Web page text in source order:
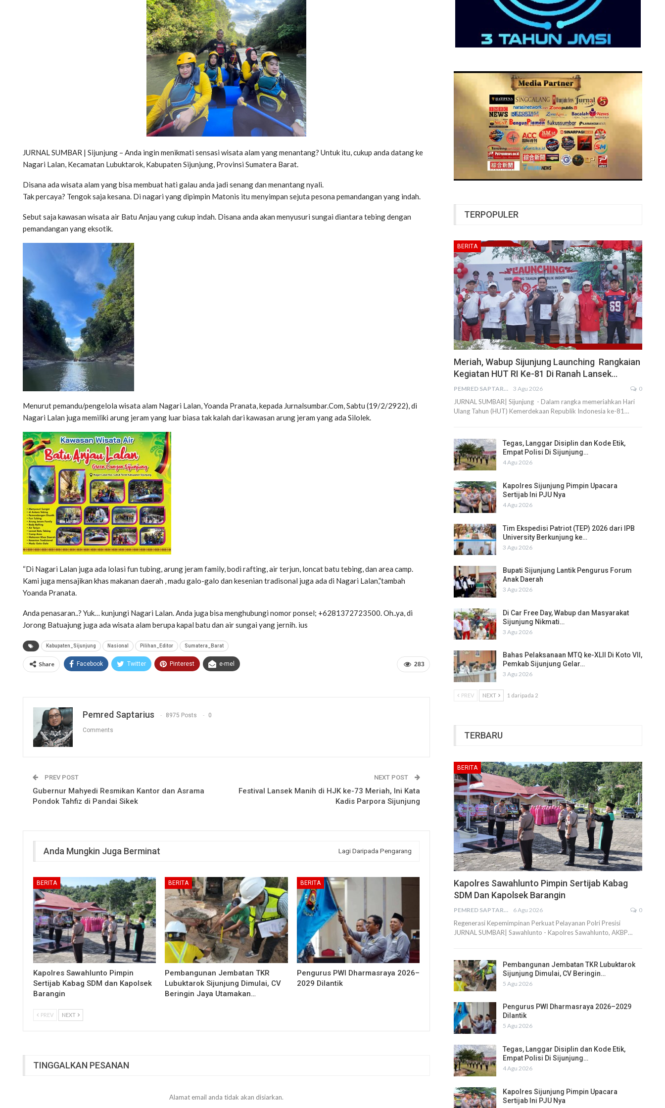
JURNAL SUMBAR | Sijunjung – Anda ingin menikmati sensasi wisata alam yang menantang? Untuk itu, cukup anda datang ke
Nagari Lalan, Kecamatan Lubuktarok, Kabupaten Sijunjung, Provinsi Sumatera Barat.
Disana ada wisata alam yang bisa membuat hati galau anda jadi senang dan menantang nyali.
Tak percaya? Tengok saja kesana. Di nagari yang dipimpin Matonis itu menyimpan sejuta pesona pemandangan yang indah.
Sebut saja kawasan wisata air Batu Anjau yang cukup indah. Disana anda akan menyusuri sungai diantara tebing dengan
pemandangan yang eksotik.
Menurut pemandu/pengelola wisata alam Nagari Lalan, Yoanda Pranata, kepada Jurnalsumbar.Com, Sabtu (19/2/2922), di
Nagari Lalan juga memiliki arung jeram yang luar biasa tak kalah dari kawasan arung jeram yang ada Silolek.
“Di Nagari Lalan juga ada lolasi fun tubing, arung jeram family, bodi rafting, air terjun, loncat batu tebing, dan area camp.
Kami juga mensajikan khas makanan daerah , madu galo-galo dan kesenian tradisonal juga ada di Nagari Lalan,”tambah
Yoanda Pranata.
Anda penasaran..? Yuk… kunjungi Nagari Lalan. Anda juga bisa menghubungi nomor ponsel; +6281372723500. Oh..ya, di
Jorong Batuajung juga ada wisata alam berupa kapal batu dan air sungai yang jernih. ius
Kabupaten_Sijunjung Nasional Pilihan_Editor Sumatera_Barat
283
Share Facebook Twitter Pinterest e-mel
Pemred Saptarius 8975 Posts 0
Comments
PREV POST
Gubernur Mahyedi Resmikan Kantor dan Asrama
Pondok Tahfiz di Pandai Sikek
NEXT POST
Festival Lansek Manih di HJK ke-73 Meriah, Ini Kata
Kadis Parpora Sijunjung
Anda Mungkin Juga Berminat Lagi Daripada Pengarang
BERITA
Kapolres Sawahlunto Pimpin
Sertijab Kabag SDM dan Kapolsek
Barangin
BERITA
Pembangunan Jembatan TKR
Lubuktarok Sijunjung Dimulai, CV
Beringin Jaya Utamakan…
BERITA
Pengurus PWI Dharmasraya 2026–
2029 Dilantik
PREV NEXT
TINGGALKAN PESANAN
Alamat email anda tidak akan disiarkan.
TERPOPULER
BERITA
Meriah, Wabup Sijunjung Launching Rangkaian
Kegiatan HUT RI Ke-81 Di Ranah Lansek…
PEMRED SAPTARIUS 3 Agu 2026 0
JURNAL SUMBAR| Sijunjung - Dalam rangka memeriahkan Hari
Ulang Tahun (HUT) Kemerdekaan Republik Indonesia ke-81…
Tegas, Langgar Disiplin dan Kode Etik,
Empat Polisi Di Sijunjung…
4 Agu 2026
Kapolres Sijunjung Pimpin Upacara
Sertijab Ini PJU Nya
4 Agu 2026
Tim Ekspedisi Patriot (TEP) 2026 dari IPB
University Berkunjung ke…
3 Agu 2026
Bupati Sijunjung Lantik Pengurus Forum
Anak Daerah
3 Agu 2026
Di Car Free Day, Wabup dan Masyarakat
Sijunjung Nikmati…
3 Agu 2026
Bahas Pelaksanaan MTQ ke-XLII Di Koto VII,
Pemkab Sijunjung Gelar…
3 Agu 2026
PREV NEXT 1 daripada 2
TERBARU
BERITA
Kapolres Sawahlunto Pimpin Sertijab Kabag
SDM Dan Kapolsek Barangin
PEMRED SAPTARIUS 6 Agu 2026 0
Regenerasi Kepemimpinan Perkuat Pelayanan Polri Presisi
JURNAL SUMBAR| Sawahlunto - Kapolres Sawahlunto, AKBP…
Pembangunan Jembatan TKR Lubuktarok
Sijunjung Dimulai, CV Beringin…
5 Agu 2026
Pengurus PWI Dharmasraya 2026–2029
Dilantik
5 Agu 2026
Tegas, Langgar Disiplin dan Kode Etik,
Empat Polisi Di Sijunjung…
4 Agu 2026
Kapolres Sijunjung Pimpin Upacara
Sertijab Ini PJU Nya